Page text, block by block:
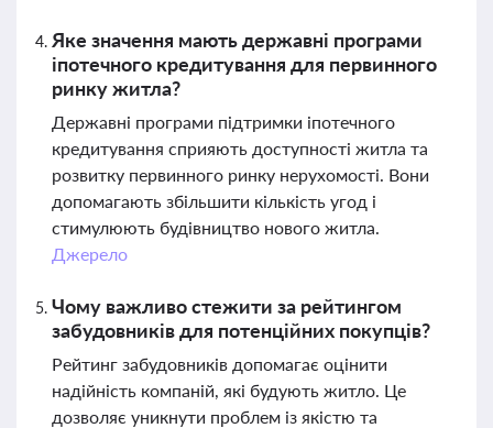
Яке значення мають державні програми
іпотечного кредитування для первинного
ринку житла?
Державні програми підтримки іпотечного
кредитування сприяють доступності житла та
розвитку первинного ринку нерухомості. Вони
допомагають збільшити кількість угод і
стимулюють будівництво нового житла.
Джерело
Чому важливо стежити за рейтингом
забудовників для потенційних покупців?
Рейтинг забудовників допомагає оцінити
надійність компаній, які будують житло. Це
дозволяє уникнути проблем із якістю та